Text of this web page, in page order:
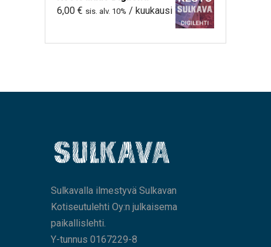
6,00 € sis. alv. 10% / kuukausi
Sulkavalla ilmestyvä Sulkavan
Kotiseutulehti Oy:n julkaisema
paikallislehti.
Y-tunnus 0167229-8